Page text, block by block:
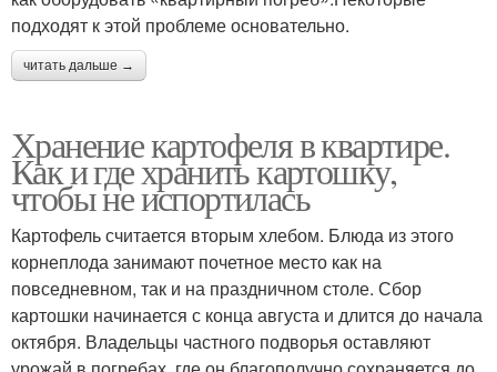
подходят к этой проблеме основательно.
читать дальше →
Хранение картофеля в квартире.
Как и где хранить картошку,
чтобы не испортилась
Картофель считается вторым хлебом. Блюда из этого
корнеплода занимают почетное место как на
повседневном, так и на праздничном столе. Сбор
картошки начинается с конца августа и длится до начала
октября. Владельцы частного подворья оставляют